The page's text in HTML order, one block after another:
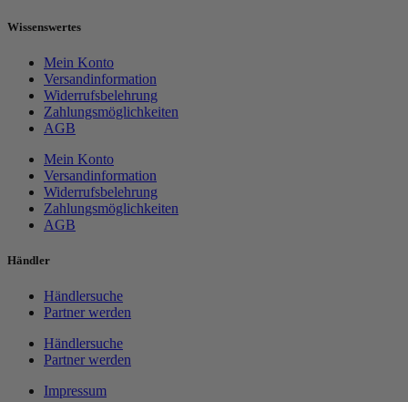
Wissenswertes
Mein Konto
Versandinformation
Widerrufsbelehrung
Zahlungsmöglichkeiten
AGB
Mein Konto
Versandinformation
Widerrufsbelehrung
Zahlungsmöglichkeiten
AGB
Händler
Händlersuche
Partner werden
Händlersuche
Partner werden
Impressum